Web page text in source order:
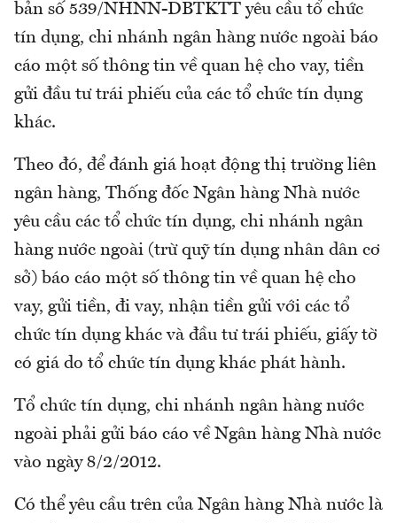
bản số 539/NHNN-DBTKTT yêu cầu tổ chức
tín dụng, chi nhánh ngân hàng nước ngoài báo
cáo một số thông tin về quan hệ cho vay, tiền
gửi đầu tư trái phiếu của các tổ chức tín dụng
khác.
Theo đó, để đánh giá hoạt động thị trường liên
ngân hàng, Thống đốc Ngân hàng Nhà nước
yêu cầu các tổ chức tín dụng, chi nhánh ngân
hàng nước ngoài (trừ quỹ tín dụng nhân dân cơ
sở) báo cáo một số thông tin về quan hệ cho
vay, gửi tiền, đi vay, nhận tiền gửi với các tổ
chức tín dụng khác và đầu tư trái phiếu, giấy tờ
có giá do tổ chức tín dụng khác phát hành.
Tổ chức tín dụng, chi nhánh ngân hàng nước
ngoài phải gửi báo cáo về Ngân hàng Nhà nước
vào ngày 8/2/2012.
Có thể yêu cầu trên của Ngân hàng Nhà nước là